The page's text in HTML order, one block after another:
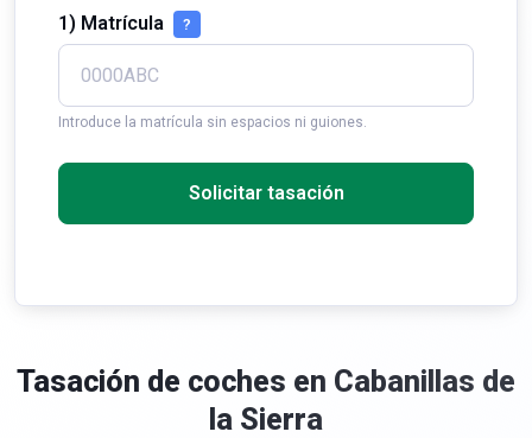
1) Matrícula ?
Introduce la matrícula sin espacios ni guiones.
Solicitar tasación
Tasación de coches en Cabanillas de
la Sierra